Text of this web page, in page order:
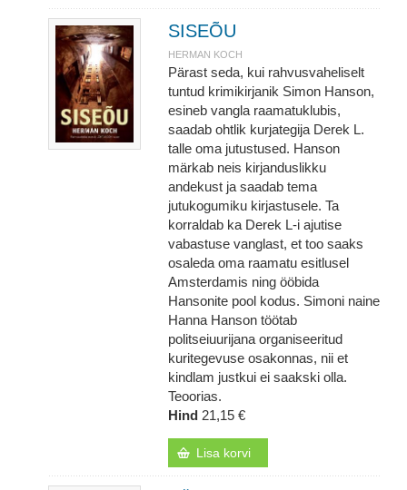
SISEÕU
HERMAN KOCH
Pärast seda, kui rahvusvaheliselt
tuntud krimikirjanik Simon Hanson,
esineb vangla raamatuklubis,
saadab ohtlik kurjategija Derek L.
talle oma jutustused. Hanson
märkab neis kirjanduslikku
andekust ja saadab tema
jutukogumiku kirjastusele. Ta
korraldab ka Derek L-i ajutise
vabastuse vanglast, et too saaks
osaleda oma raamatu esitlusel
Amsterdamis ning ööbida
Hansonite pool kodus. Simoni naine
Hanna Hanson töötab
politseiuurijana organiseeritud
kuritegevuse osakonnas, nii et
kindlam justkui ei saakski olla.
Teoorias.
Hind 21,15 €
Lisa korvi